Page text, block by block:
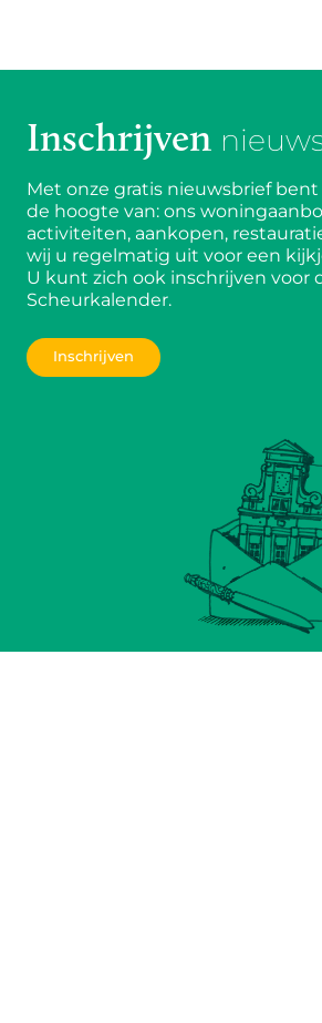
Inschrijven
Met onze gratis nieuwsbrief
de hoogte van: ons
activiteiten, aankopen,
wij u regelmatig uit voor een
U kunt zich ook inschrijven voor
Scheurkalender.
Inschrijven